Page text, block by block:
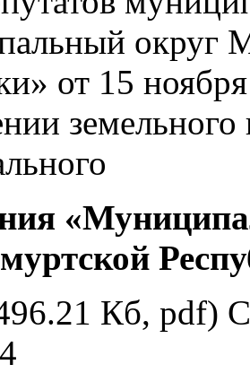
округ
от 15
Кб, pdf)